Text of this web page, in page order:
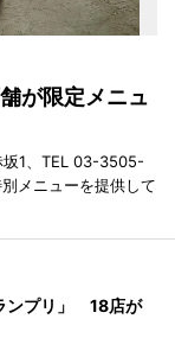
が限定メニュ
坂1、TEL 03-3505-
メニューを提供して
ンプリ」 18店が